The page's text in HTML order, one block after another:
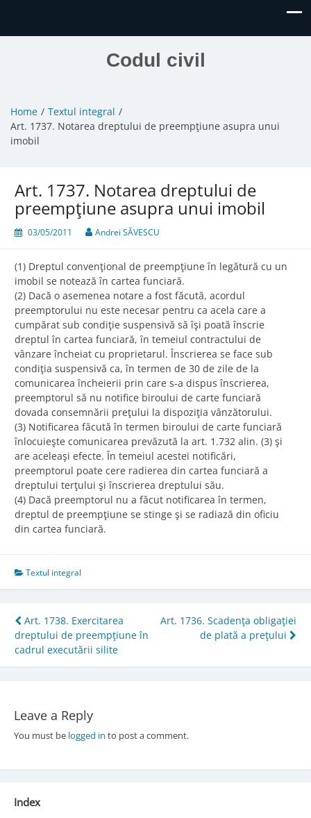
Codul civil
Home
Textul integral
Art. 1737. Notarea dreptului de preempţiune asupra unui
imobil
Art. 1737. Notarea dreptului de
preempţiune asupra unui imobil
03/05/2011 Andrei SĂVESCU
(1) Dreptul convenţional de preempţiune în legătură cu un
imobil se notează în cartea funciară.
(2) Dacă o asemenea notare a fost făcută, acordul
preemptorului nu este necesar pentru ca acela care a
cumpărat sub condiţie suspensivă să îşi poată înscrie
dreptul în cartea funciară, în temeiul contractului de
vânzare încheiat cu proprietarul. Înscrierea se face sub
condiţia suspensivă ca, în termen de 30 de zile de la
comunicarea încheierii prin care s-a dispus înscrierea,
preemptorul să nu notifice biroului de carte funciară
dovada consemnării preţului la dispoziţia vânzătorului.
(3) Notificarea făcută în termen biroului de carte funciară
înlocuieşte comunicarea prevăzută la art. 1.732 alin. (3) şi
are aceleaşi efecte. În temeiul acestei notificări,
preemptorul poate cere radierea din cartea funciară a
dreptului terţului şi înscrierea dreptului său.
(4) Dacă preemptorul nu a făcut notificarea în termen,
dreptul de preempţiune se stinge şi se radiază din oficiu
din cartea funciară.
Textul integral
Post
navigation
Art. 1738. Exercitarea
dreptului de preempţiune în
cadrul executării silite
Art. 1736. Scadenţa obligaţiei
de plată a preţului
Leave a Reply
You must be logged in to post a comment.
Index